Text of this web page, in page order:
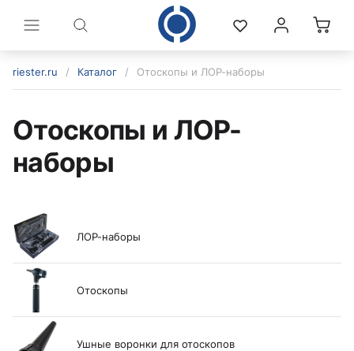
riester.ru / Каталог / Отоскопы и ЛОР-наборы
Отоскопы и ЛОР-
наборы
ЛОР-наборы
Отоскопы
Ушные воронки для отоскопов